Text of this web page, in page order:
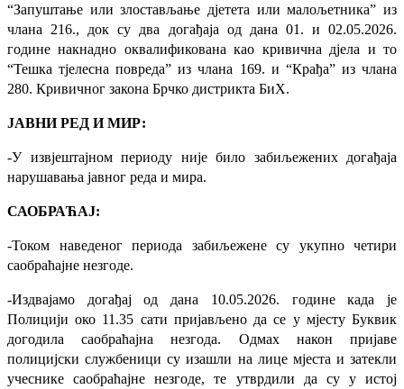
“Запуштање или злостављање дјетета или малољетника” из
члана 216., док су два догађаја од дана 01. и 02.05.2026.
године накнадно оквалификована као кривична дјела и то
“Тешка тјелесна повреда” из члана 169. и “Крађа” из члана
280. Кривичног закона Брчко дистрикта БиХ.
ЈАВНИ РЕД И МИР:
-У извјештајном периоду није било забиљежених догађаја
нарушавања јавног реда и мира.
САОБРАЋАЈ:
-Током наведеног периода забиљежене су укупно четири
саобраћајне незгоде.
-Издвајамо догађај од дана 10.05.2026. године када је
Полицији око 11.35 сати пријављено да се у мјесту Буквик
догодила саобраћајна незгода. Одмах након пријаве
полицијски службеници су изашли на лице мјеста и затекли
учеснике саобраћајне незгоде, те утврдили да су у истој